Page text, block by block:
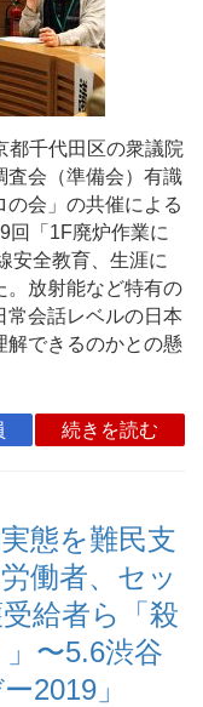
千代田区の衆議院
査会（準備会）有識
会」の共催による
回「1F廃炉作業に
安全教育、生涯に
放射能など特有の
常会話レベルの日本
解できるのかとの懸
続きを読む
態を難民支
働者、セッ
給者ら「殺
〜5.6渋谷
2019」